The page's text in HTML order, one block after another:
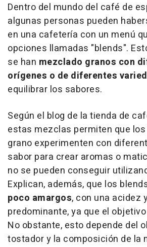
Dentro del mundo del café de
algunas personas pueden
en una cafetería con un menú
opciones llamadas "blends".
se han mezclado granos con
orígenes o de diferentes
equilibrar los sabores.
Según el blog de la tienda de
estas mezclas permiten que
grano experimenten con
sabor para crear aromas o
no se pueden conseguir
Explican, además, que los
poco amargos, con una acidez
predominante, ya que el
No obstante, esto depende del
tostador y la composición de la